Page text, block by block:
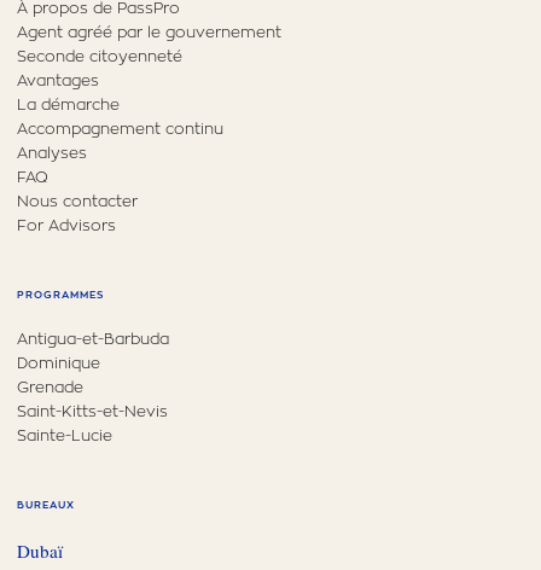
À propos de PassPro
Agent agréé par le gouvernement
Seconde citoyenneté
Avantages
La démarche
Accompagnement continu
Analyses
FAQ
Nous contacter
For Advisors
PROGRAMMES
Antigua-et-Barbuda
Dominique
Grenade
Saint-Kitts-et-Nevis
Sainte-Lucie
BUREAUX
Dubaï